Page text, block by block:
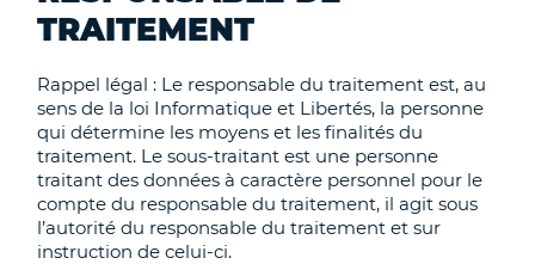
TRAITEMENT
Rappel légal : Le responsable du traitement est, au
sens de la loi Informatique et Libertés, la personne
qui détermine les moyens et les finalités du
traitement. Le sous-traitant est une personne
traitant des données à caractère personnel pour le
compte du responsable du traitement, il agit sous
l’autorité du responsable du traitement et sur
instruction de celui-ci.